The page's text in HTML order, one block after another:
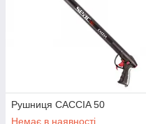
Рушниця CACCIA 50
Немає в наявності